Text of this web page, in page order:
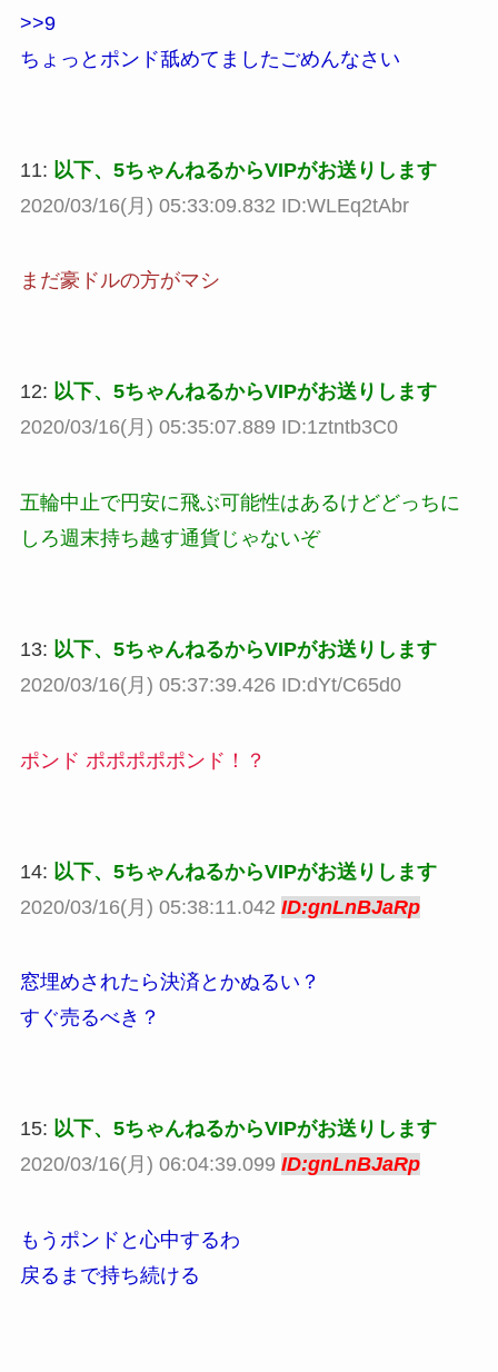
>>9
ちょっとポンド舐めてましたごめんなさい
11: 以下、5ちゃんねるからVIPがお送りします
2020/03/16(月) 05:33:09.832 ID:WLEq2tAbr
まだ豪ドルの方がマシ
12: 以下、5ちゃんねるからVIPがお送りします
2020/03/16(月) 05:35:07.889 ID:1ztntb3C0
五輪中止で円安に飛ぶ可能性はあるけどどっちに
しろ週末持ち越す通貨じゃないぞ
13: 以下、5ちゃんねるからVIPがお送りします
2020/03/16(月) 05:37:39.426 ID:dYt/C65d0
ポンド ポポポポポンド！？
14: 以下、5ちゃんねるからVIPがお送りします
2020/03/16(月) 05:38:11.042 ID:gnLnBJaRp
窓埋めされたら決済とかぬるい？
すぐ売るべき？
15: 以下、5ちゃんねるからVIPがお送りします
2020/03/16(月) 06:04:39.099 ID:gnLnBJaRp
もうポンドと心中するわ
戻るまで持ち続ける